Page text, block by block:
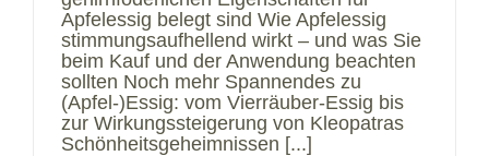
Apfelessig belegt sind Wie Apfelessig
stimmungsaufhellend wirkt – und was Sie
beim Kauf und der Anwendung beachten
sollten Noch mehr Spannendes zu
(Apfel-)Essig: vom Vierräuber-Essig bis
zur Wirkungssteigerung von Kleopatras
Schönheitsgeheimnissen [...]